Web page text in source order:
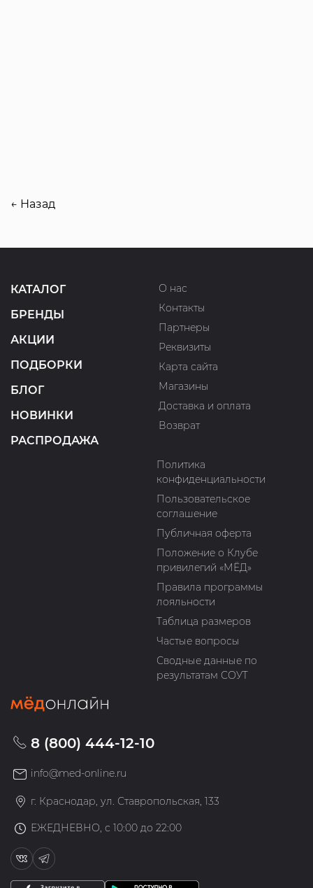
← Назад
КАТАЛОГ
БРЕНДЫ
АКЦИИ
ПОДБОРКИ
БЛОГ
НОВИНКИ
РАСПРОДАЖА
О нас
Контакты
Партнеры
Реквизиты
Карта сайта
Магазины
Доставка и оплата
Возврат
Политика
конфиденциальности
Пользовательское
соглашение
Публичная оферта
Положение о Клубе
привилегий «МЁД»
Правила программы
лояльности
Таблица размеров
Частые вопросы
Сводные данные по
результатам СОУТ
8 (800) 444-12-10
info@med-online.ru
г. Краснодар, ул. Ставропольская, 133
ЕЖЕДНЕВНО, с 10:00 до 22:00